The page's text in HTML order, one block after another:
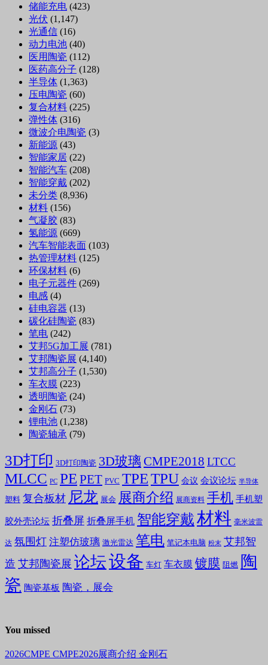
储能充电 (423)
光伏 (1,147)
光通信 (16)
动力电池 (40)
医用陶瓷 (112)
医药高分子 (128)
半导体 (1,363)
压电陶瓷 (60)
复合材料 (225)
弹性体 (316)
微波介电陶瓷 (3)
新能源 (43)
智能家居 (22)
智能汽车 (208)
智能穿戴 (202)
未分类 (8,936)
材料 (156)
气凝胶 (83)
氢能源 (669)
汽车智能表面 (103)
热管理材料 (125)
环保材料 (6)
电子元器件 (269)
电感 (4)
硅电容器 (13)
碳化硅陶瓷 (83)
笔电 (242)
艾邦5G加工展 (781)
艾邦陶瓷展 (4,140)
艾邦高分子 (1,530)
车衣膜 (223)
透明陶瓷 (24)
金刚石 (73)
锂电池 (1,238)
陶瓷轴承 (79)
3D打印 3D打印陶瓷 3D玻璃 CMPE2018 LTCC
MLCC PC PE PET PVC TPETPU 会议 会议论坛 半导体
塑料 复合板材 尼龙 展会 展商介绍 展商资料 手机 手机塑
胶外壳论坛 折叠屏 折叠屏手机 智能穿戴材料 毫米波雷
达 氛围灯 注塑仿玻璃 激光雷达 笔电 笔记本电脑 粉末 艾邦智
造 艾邦陶瓷展 论坛设备 车灯 车衣膜 镀膜 阻燃 陶
瓷 陶瓷基板 陶瓷，展会
You missed
2026CMPE CMPE2026展商介绍 金刚石